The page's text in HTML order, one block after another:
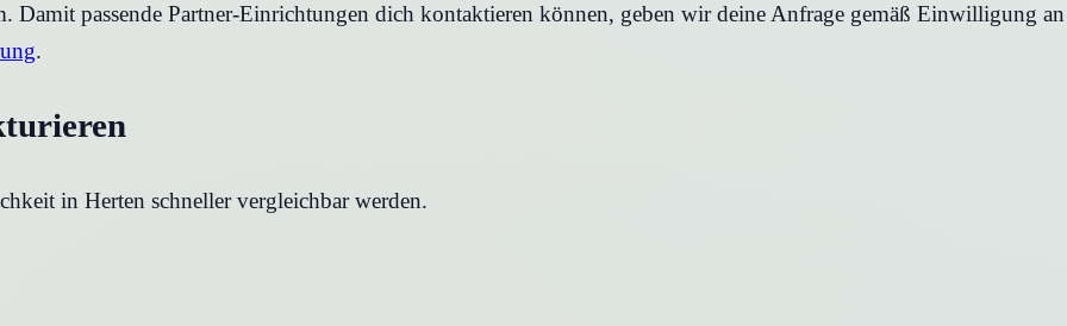
passende Partner-Einrichtungen dich kontaktieren können, geben wir deine Anfrage gemäß Einwilligung an
.
in Herten schneller vergleichbar werden.